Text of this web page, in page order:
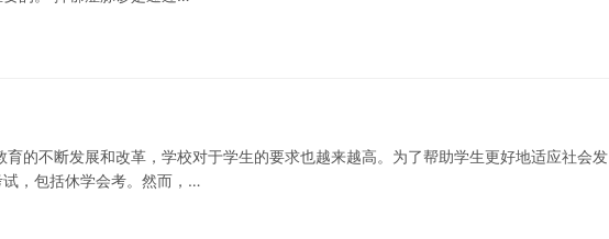
的不断发展和改革，学校对于学生的要求也越来越高。为了帮助学生更好地适应社会发
，包括休学会考。然而，…